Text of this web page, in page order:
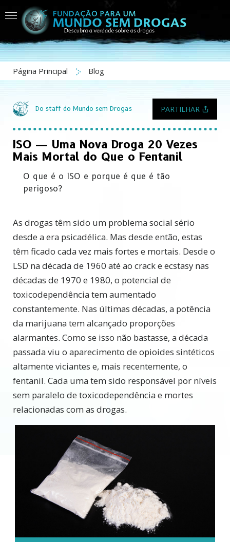
Página Principal Blog
Do staff do Mundo sem Drogas PARTILHAR
ISO — Uma Nova Droga 20 Vezes
Mais Mortal do Que o Fentanil
O que é o ISO e porque é que é tão
perigoso?
As drogas têm sido um problema social sério
desde a era psicadélica. Mas desde então, estas
têm ficado cada vez mais fortes e mortais. Desde o
LSD na década de 1960 até ao crack e ecstasy nas
décadas de 1970 e 1980, o potencial de
toxicodependência tem aumentado
constantemente. Nas últimas décadas, a potência
da marijuana tem alcançado proporções
alarmantes. Como se isso não bastasse, a década
passada viu o aparecimento de opioides sintéticos
altamente viciantes e, mais recentemente, o
fentanil. Cada uma tem sido responsável por níveis
sem paralelo de toxicodependência e mortes
relacionadas com as drogas.